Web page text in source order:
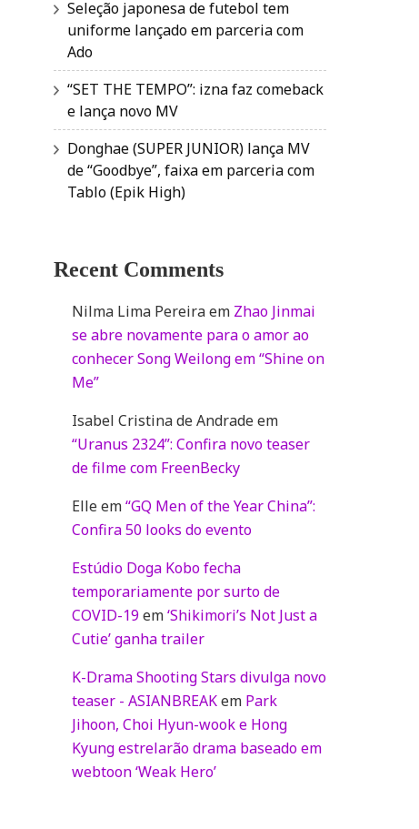
Seleção japonesa de futebol tem
uniforme lançado em parceria com
Ado
“SET THE TEMPO”: izna faz comeback
e lança novo MV
Donghae (SUPER JUNIOR) lança MV
de “Goodbye”, faixa em parceria com
Tablo (Epik High)
Recent Comments
Nilma Lima Pereiraem Zhao Jinmai
se abre novamente para o amor ao
conhecer Song Weilong em “Shine on
Me”
Isabel Cristina de Andradeem
“Uranus 2324”: Confira novo teaser
de filme com FreenBecky
Elleem“GQ Men of the Year China”:
Confira 50 looks do evento
Estúdio Doga Kobo fecha
temporariamente por surto de
COVID-19em‘Shikimori’s Not Just a
Cutie’ ganha trailer
K-Drama Shooting Stars divulga novo
teaser - ASIANBREAKem Park
Jihoon, Choi Hyun-wook e Hong
Kyung estrelarão drama baseado em
webtoon ‘Weak Hero’